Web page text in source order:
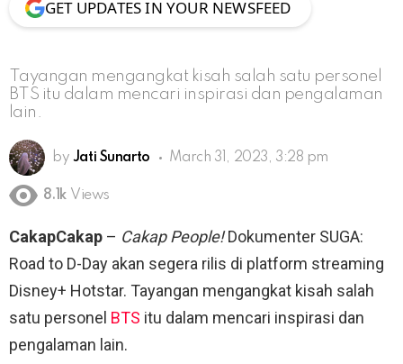
GET UPDATES IN YOUR NEWSFEED
Tayangan mengangkat kisah salah satu personel
BTS itu dalam mencari inspirasi dan pengalaman
lain.
by Jati Sunarto March 31, 2023, 3:28 pm
8.1k Views
CakapCakap – Cakap People!Dokumenter SUGA:
Road to D-Day akan segera rilis di platform streaming
Disney+ Hotstar. Tayangan mengangkat kisah salah
satu personel BTS itu dalam mencari inspirasi dan
pengalaman lain.